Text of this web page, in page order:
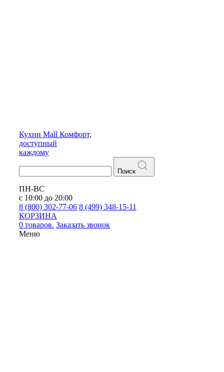
Кухни Mall Комфорт,
доступный
каждому
Поиск
ПН-ВС
с 10:00 до 20:00
8 (800) 302-77-06 8 (499) 348-15-11
КОРЗИНА
0 товаров. Заказать звонок
Меню